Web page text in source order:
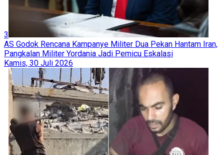
3
AS Godok Rencana Kampanye Militer Dua Pekan Hantam Iran,
Pangkalan Militer Yordania Jadi Pemicu Eskalasi
Kamis, 30 Juli 2026